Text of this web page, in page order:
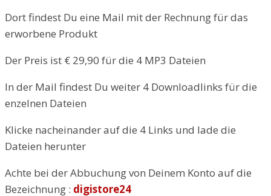
Dort findest Du eine Mail mit der Rechnung für das
erworbene Produkt
Der Preis ist € 29,90 für die 4 MP3 Dateien
In der Mail findest Du weiter 4 Downloadlinks für die
enzelnen Dateien
​Klicke nacheinander auf die 4 Links und lade die
Dateien herunter
Achte bei der Abbuchung von Deinem Konto auf die
Bezeichnung : digistore24